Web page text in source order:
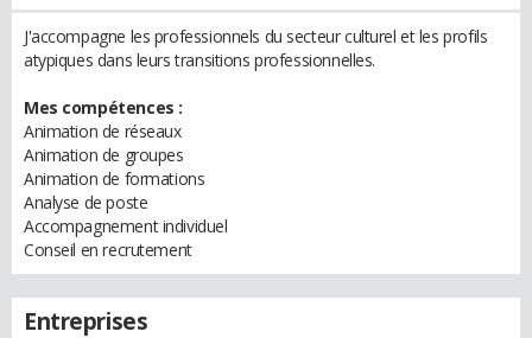
J'accompagne les professionnels du secteur culturel et les profils
atypiques dans leurs transitions professionnelles.
Mes compétences :
Animation de réseaux
Animation de groupes
Animation de formations
Analyse de poste
Accompagnement individuel
Conseil en recrutement
Entreprises